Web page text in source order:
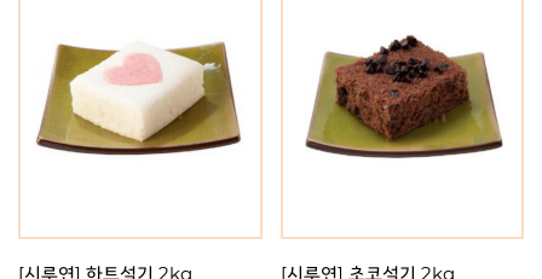
[시루연] 하트설기 2kg [시루연] 초코설기 2kg